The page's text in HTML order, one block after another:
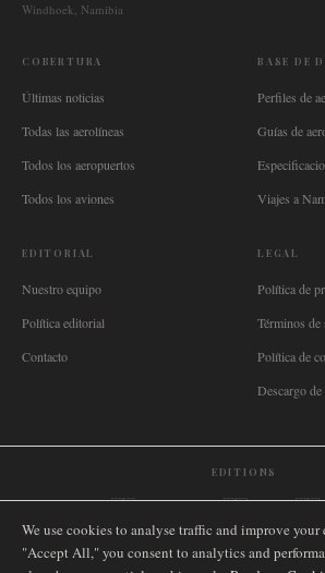
Windhoek, Namibia
COBERTURA
Últimas noticias
Todas las aerolíneas
Todos los aeropuertos
Todos los aviones
BASE DE
Perfiles de
Guías de
Viajes a
EDITORIAL
Nuestro equipo
Política editorial
Contacto
LEGAL
Política de
Términos
Política de
Descargo
EDITIONS
🌐 International🇬🇧 United Kingdom🇦🇺 Australia🇨🇦
🇿🇦 South Africa🇸🇬 Singapore 🇩🇪 Deutschland
🇮🇹 Italia🇪🇸 España 🇧🇷 Brasil🇸🇪 Sverige🇳🇴
We use cookies to analyse traffic and improve
"Accept All," you consent to analytics and